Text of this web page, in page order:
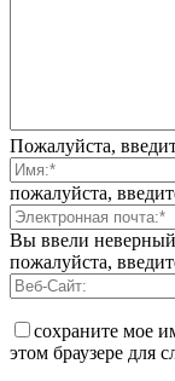
Пожалуйста,
пожалуйста,
Вы ввели
пожалуйста,
сохраните мое
этом браузере для